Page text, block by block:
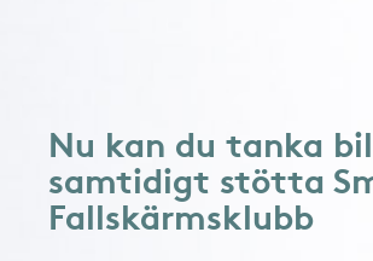
Nu kan du tanka
samtidigt stötta
Fallskärmsklubb